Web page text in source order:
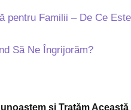
pentru Familii – De Ce Este
Să Ne Îngrijorăm?
și Tratăm Această